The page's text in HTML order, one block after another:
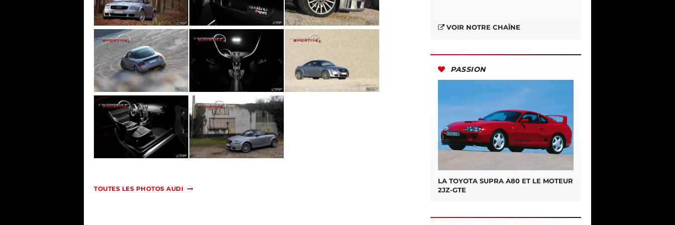
TOUTES LES PHOTOS AUDI
VOIR NOTRE CHAÎNE
PASSION
LA TOYOTA SUPRA A80 ET LE MOTEUR
2JZ-GTE